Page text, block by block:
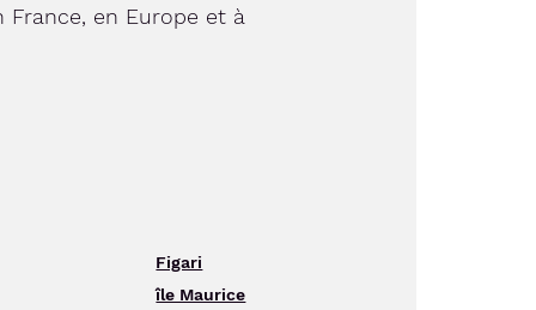
France, en Europe et à
Figari
île Maurice